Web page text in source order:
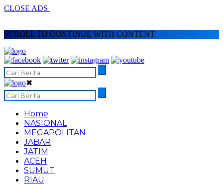
CLOSE ADS
SCROLL TO CONTINUE WITH CONTENT
✖
Home
NASIONAL
MEGAPOLITAN
JABAR
JATIM
ACEH
SUMUT
RIAU